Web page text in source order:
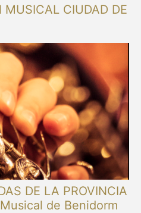
MUSICAL CIUDAD DE
DE LA PROVINCIA
de Benidorm